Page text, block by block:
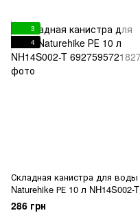
3
4
Складная канистра для воды
Naturehike РЕ 10 л NH14S002-T
286 грн